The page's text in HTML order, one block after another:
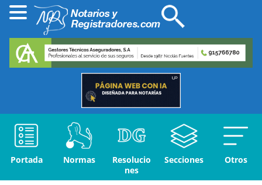
Portada Normas
Resolucio
nes
Secciones Otros